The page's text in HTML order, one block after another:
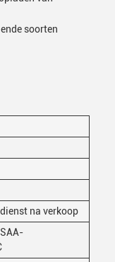
soorten
na verkoop